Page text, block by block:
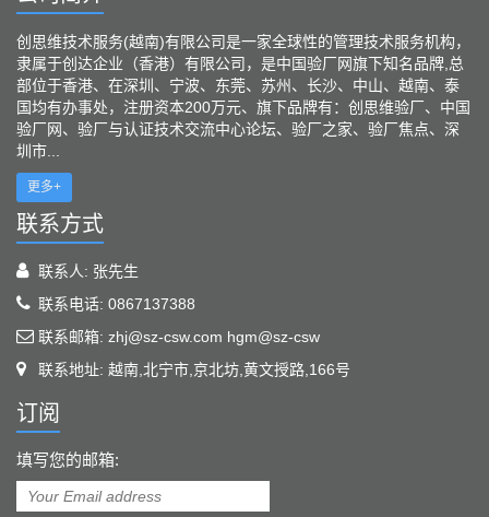
创思维技术服务(越南)有限公司是一家全球性的管理技术服务机构，
隶属于创达企业（香港）有限公司，是中国验厂网旗下知名品牌,总
部位于香港、在深圳、宁波、东莞、苏州、长沙、中山、越南、泰
国均有办事处，注册资本200万元、旗下品牌有：创思维验厂、中国
验厂网、验厂与认证技术交流中心论坛、验厂之家、验厂焦点、深
圳市...
更多+
联系方式
联系人: 张先生
联系电话: 0867137388
联系邮箱: zhj@sz-csw.com hgm@sz-csw
联系地址: 越南,北宁市,京北坊,黄文授路,166号
订阅
填写您的邮箱: